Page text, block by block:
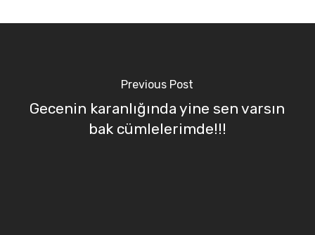
Previous Post
Gecenin karanlığında yine sen varsın
bak cümlelerimde!!!